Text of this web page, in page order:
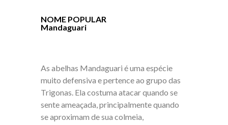
NOME POPULAR
Mandaguari
As abelhas Mandaguari é uma espécie
muito defensiva e pertence ao grupo das
Trigonas. Ela costuma atacar quando se
sente ameaçada, principalmente quando
se aproximam de sua colmeia,